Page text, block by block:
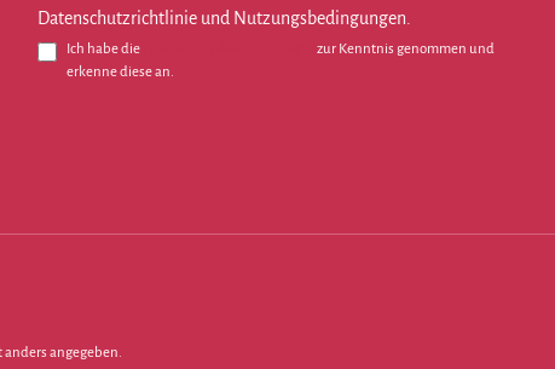
Datenschutzrichtlinie und Nutzungsbedingungen
Ich habe die
zur Kenntnis genommen und
erkenne diese an.
angegeben.